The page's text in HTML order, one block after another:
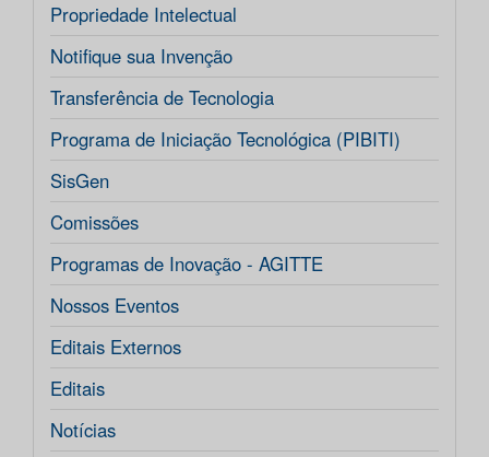
Propriedade Intelectual
Notifique sua Invenção
Transferência de Tecnologia
Programa de Iniciação Tecnológica (PIBITI)
SisGen
Comissões
Programas de Inovação - AGITTE
Nossos Eventos
Editais Externos
Editais
Notícias